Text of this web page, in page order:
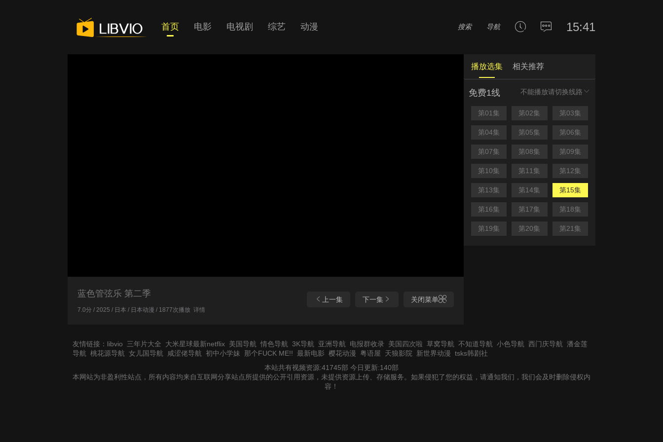
搜索 导航 15:41
首页 电影 电视剧 综艺 动漫
上一集 下一集 关闭菜单
蓝色管弦乐 第二季
7.0分 / 2025 / 日本 / 日本动漫 / 1877次播放 详情
播放选集 相关推荐
不能播放请切换线路
免费1线
第01集 第02集 第03集
第04集 第05集 第06集
第07集 第08集 第09集
第10集 第11集 第12集
第13集 第14集 第15集
第16集 第17集 第18集
第19集 第20集 第21集
友情链接： libvio 三年片大全 大米星球最新netflix 美国导航 情色导航 3K导航 亚洲导航 电报群收录 美国四次啦 草窝导航 不知道导航 小色导航 西门庆导航 潘金莲
导航 桃花源导航 女儿国导航 咸涩佬导航 初中小学妹 那个FUCK ME!! 最新电影 樱花动漫 粤语屋 天狼影院 新世界动漫 tsks韩剧社
本站共有视频资源:41745部 今日更新:140部
本网站为非盈利性站点，所有内容均来自互联网分享站点所提供的公开引用资源，未提供资源上传、存储服务。如果侵犯了您的权益，请通知我们，我们会及时删除侵权内
容！